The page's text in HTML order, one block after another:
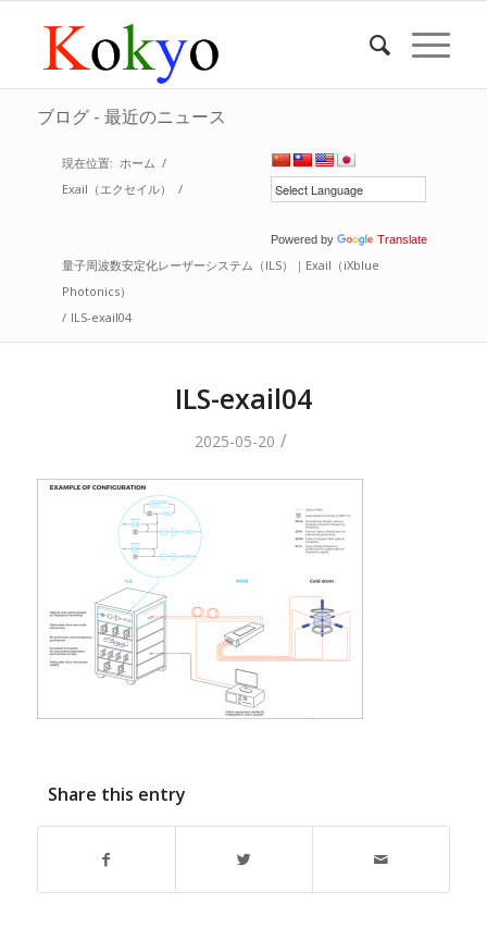
ブログ - 最近のニュース
Powered by Translate
現在位置: ホーム /
Exail（エクセイル）
/
量子周波数安定化レーザーシステム（ILS）｜Exail（iXblue
Photonics）
/ ILS-exail04
ILS-exail04
2025-05-20 /
Share this entry